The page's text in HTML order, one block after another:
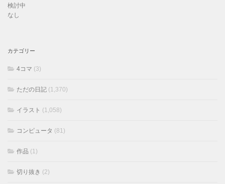
検討中
なし
カテゴリー
4コマ (3)
ただの日記 (1,370)
イラスト (1,058)
コンピュータ (81)
作品 (1)
切り抜き (2)